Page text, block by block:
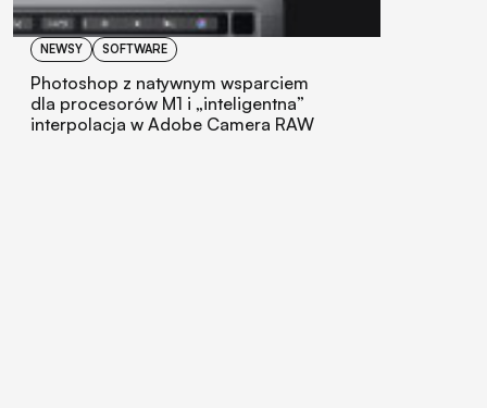
NEWSY SOFTWARE
Photoshop z natywnym wsparciem
dla procesorów M1 i „inteligentna”
interpolacja w Adobe Camera RAW